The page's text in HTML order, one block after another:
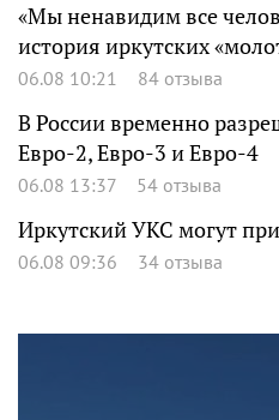
«Мы ненавидим все
история иркутских
06.08 10:21 84 отзыва
В России временно
Евро-2, Евро-3 и Евро-4
06.08 13:37 54 отзыва
Иркутский УКС могут
06.08 09:36 34 отзыва